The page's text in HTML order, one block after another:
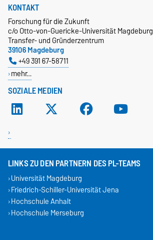
SOZIALE MEDIEN
KONTAKT
Forschung für die Zukunft
c/o Otto-von-Guericke-Universität Magdeburg
Transfer- und Gründerzentrum
39106 Magdeburg
+49 391 67-58711
mehr…
LINKS ZU DEN PARTNERN DES PL-TEAMS
Universität Magdeburg
Friedrich-Schiller-Universität Jena
Hochschule Anhalt
Hochschule Merseburg